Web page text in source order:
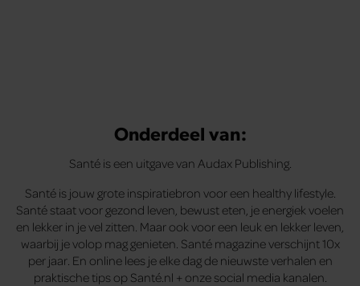
Onderdeel van:
Santé is een uitgave van Audax Publishing.
Santé is jouw grote inspiratiebron voor een healthy lifestyle.
Santé staat voor gezond leven, bewust eten, je energiek voelen
en lekker in je vel zitten. Maar ook voor een leuk en lekker leven,
waarbij je volop mag genieten. Santé magazine verschijnt 10x
per jaar. En online lees je elke dag de nieuwste verhalen en
praktische tips op Santé.nl + onze social media kanalen.